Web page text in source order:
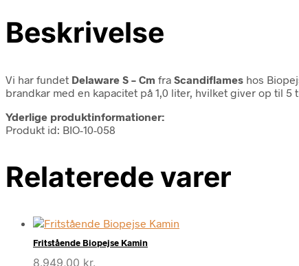
Beskrivelse
Vi har fundet Delaware S – Cm fra Scandiflames hos
brandkar med en kapacitet på 1,0 liter, hvilket giver op til
Yderlige produktinformationer:
Produkt id: BIO-10-058
Relaterede varer
Fritstående Biopejse Kamin
8.949,00 kr.